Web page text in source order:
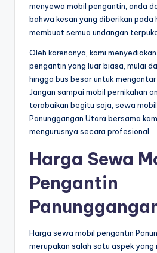
menyewa mobil pengantin, anda
bahwa kesan yang diberikan pada
membuat semua undangan
Oleh karenanya, kami
pengantin yang luar biasa, mulai
hingga bus besar untuk mengantar
Jangan sampai mobil pernikahan
terabaikan begitu saja, sewa
Panunggangan Utara bersama
mengurusnya secara profesional
Harga Sewa
Pengantin
Harga sewa mobil pengantin
merupakan salah satu aspek